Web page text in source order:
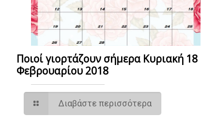
Ποιοί γιορτάζουν σήμερα Κυριακή 18
Φεβρουαρίου 2018
Διαβάστε περισσότερα